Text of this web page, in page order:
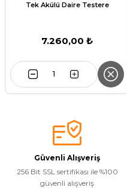
Tek Akülü Daire Testere
7.260,00 ₺
Güvenli Alışveriş
256 Bit SSL sertifikası ile %100
güvenli alışveriş